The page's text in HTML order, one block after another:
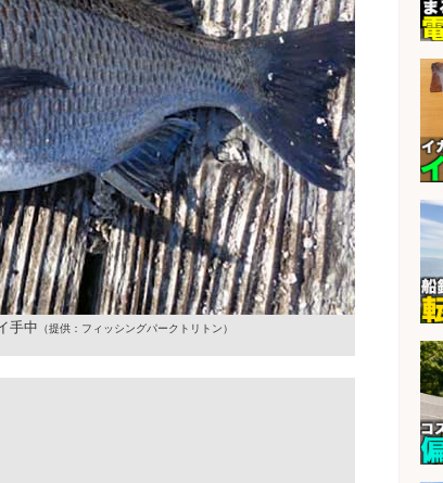
手中 （提供：フィッシングパークトリトン）